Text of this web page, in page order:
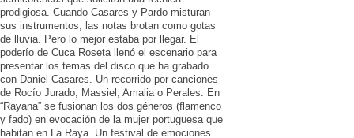
prodigiosa. Cuando Casares y Pardo misturan
sus instrumentos, las notas brotan como gotas
de lluvia. Pero lo mejor estaba por llegar. El
poderío de Cuca Roseta llenó el escenario para
presentar los temas del disco que ha grabado
con Daniel Casares. Un recorrido por canciones
de Rocío Jurado, Massiel, Amalia o Perales. En
“Rayana” se fusionan los dos géneros (flamenco
y fado) en evocación de la mujer portuguesa que
habitan en La Raya. Un festival de emociones